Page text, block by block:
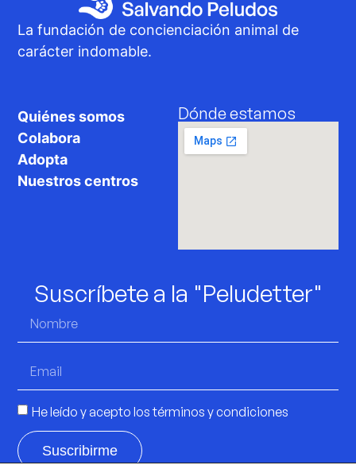
La fundación de concienciación animal de
carácter indomable.
Quiénes somos
Colabora
Adopta
Nuestros centros
Dónde estamos
Suscríbete a la "Peludetter"
He leído y acepto lostérminos y condiciones
Suscribirme